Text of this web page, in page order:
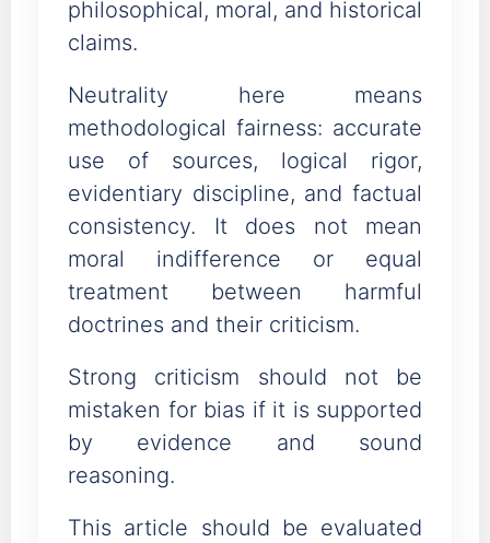
philosophical, moral, and historical
claims.
Neutrality here means
methodological fairness: accurate
use of sources, logical rigor,
evidentiary discipline, and factual
consistency. It does not mean
moral indifference or equal
treatment between harmful
doctrines and their criticism.
Strong criticism should not be
mistaken for bias if it is supported
by evidence and sound
reasoning.
This article should be evaluated